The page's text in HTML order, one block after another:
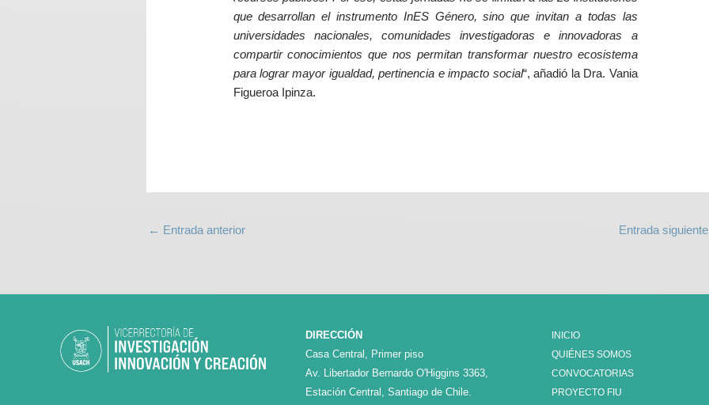
que desarrollan el instrumento InES Género, sino que invitan a todas las
universidades nacionales, comunidades investigadoras e innovadoras a
compartir conocimientos que nos permitan transformar nuestro ecosistema
para lograr mayor igualdad, pertinencia e impacto social“, añadió la Dra. Vania
Figueroa Ipinza.
← Entrada anterior Entrada
DIRECCIÓN
Casa Central, Primer piso
Av. Libertador Bernardo O'Higgins 3363,
Estación Central, Santiago de Chile.
INICIO
QUIÉNES SOMOS
CONVOCATORIAS
PROYECTO FIU